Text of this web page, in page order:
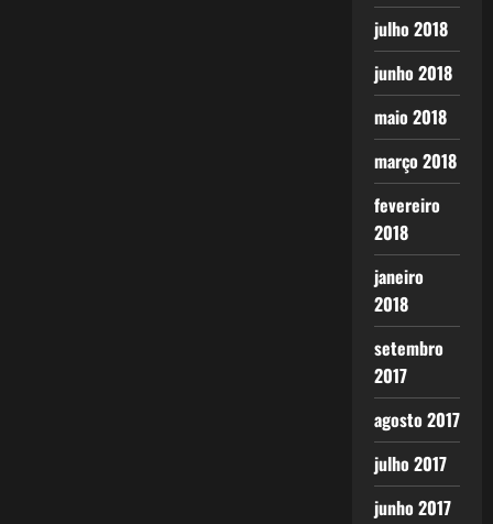
julho 2018
junho 2018
maio 2018
março 2018
fevereiro
2018
janeiro
2018
setembro
2017
agosto 2017
julho 2017
junho 2017